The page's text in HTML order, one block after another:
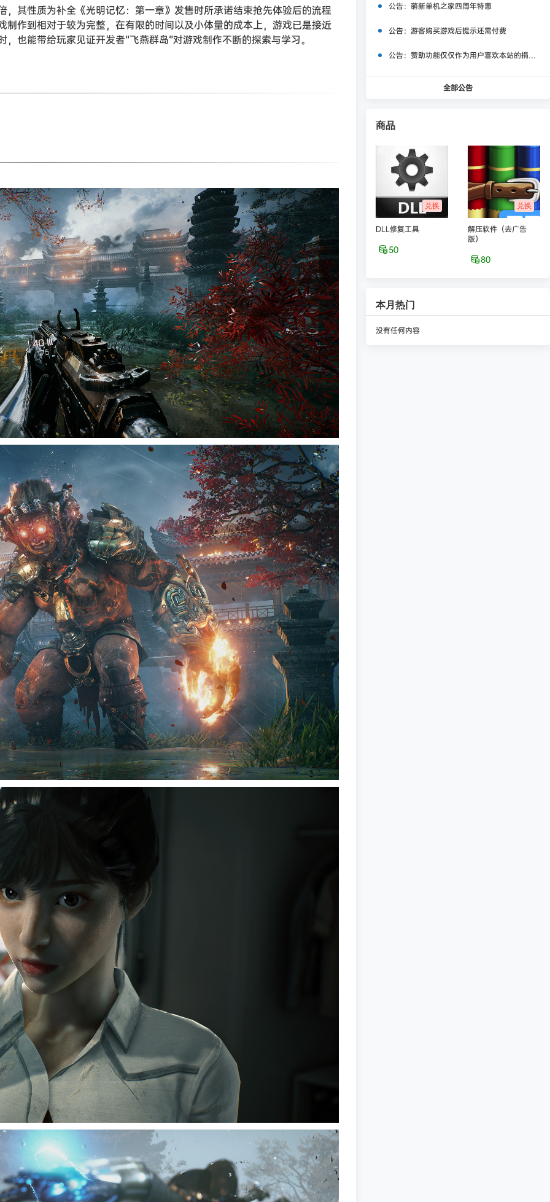
其性质为补全《光明记忆：第一章》发售时所承诺结束抢先体验后的流程
作到相对于较为完整，在有限的时间以及小体量的成本上，游戏已是接近
也能带给玩家见证开发者“飞燕群岛”对游戏制作不断的探索与学习。
公告： 萌新单机之家四周年特惠
公告： 游客购买游戏后提示还需付费
公告： 赞助功能仅仅作为用户喜欢本站的捐赠打赏功能，同时赞助费用也将作为服务器费用,网盘扩容费用等，所有内容不作为商业行为。
全部公告
商品
兑换
DLL修复工具
50
兑换
解压软件（去广告
版）
80
本月热门
没有任何内容